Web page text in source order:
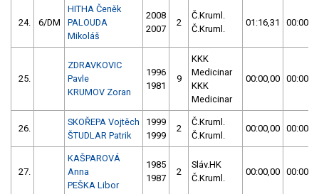
24. 6/DM
HITHA Čeněk
PALOUDA
Mikoláš
2008
2007
2
Č.Kruml.
Č.Kruml.
01:16,31
25.
ZDRAVKOVIC
Pavle
KRUMOV Zoran
1996
1981
9
KKK
Medicinar
KKK
Medicinar
00:00,00
26.
SKOŘEPA Vojtěch
ŠTUDLAR Patrik
1999
1999
2
Č.Kruml.
Č.Kruml.
00:00,00
27.
KAŠPAROVÁ
Anna
PEŠKA Libor
1985
1987
2
Sláv.HK
Č.Kruml.
00:00,00